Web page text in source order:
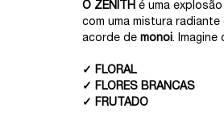
Ô ZENITH é uma
com uma mistura radiante
acorde de monoi . Imagine
✓ FLORAL
✓ FLORES BRANCAS
✓ FRUTADO